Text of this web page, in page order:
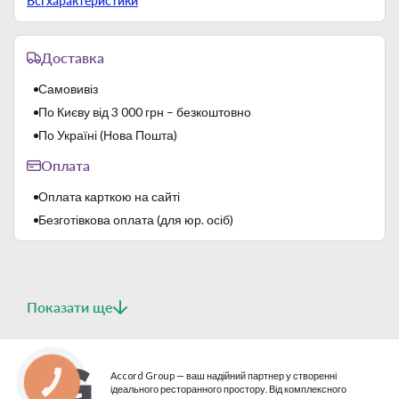
Доставка
Самовивіз
По Києву від 3 000 грн – безкоштовно
По Україні (Нова Пошта)
Оплата
Оплата карткою на сайті
Безготівкова оплата (для юр. осіб)
Показати ще
Accord Group — ваш надійний партнер у створенні
ідеального ресторанного простору. Від комплексного
КНОПКА
СВЯЗИ